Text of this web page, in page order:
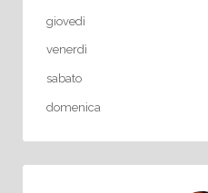
giovedì
venerdì
sabato
domenica